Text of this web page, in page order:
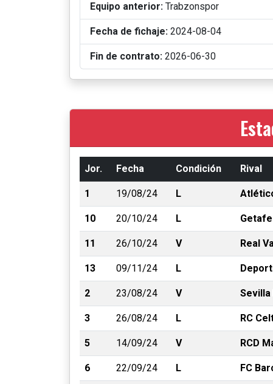
Equipo anterior: Trabzonspor
Fecha de fichaje: 2024-08-04
Fin de contrato: 2026-06-30
Jor. Fecha Condición Rival
1 19/08/24 L
10 20/10/24 L Getafe
11 26/10/24 V Real
13 09/11/24 L
2 23/08/24 V Sevilla
3 26/08/24 L RC
5 14/09/24 V RCD
6 22/09/24 L FC